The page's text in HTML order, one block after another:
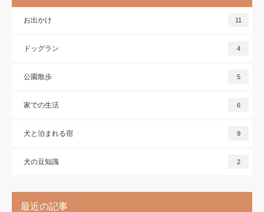
お出かけ 11
ドッグラン 4
公園散歩 5
家での生活 6
犬と泊まれる宿 9
犬の豆知識 2
最近の記事